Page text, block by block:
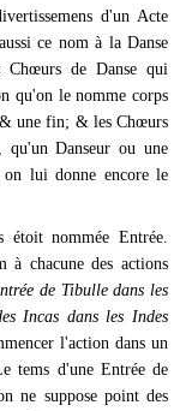
d'un Acte
ce nom à la Danse
Chœurs de Danse qui
qu'on le nomme corps
& une fin; & les Chœurs
qu'un Danseur ou une
on lui donne encore le
étoit nommée Entrée.
à chacune des actions
de Tibulle dans les
Incas dans les Indes
l'action dans un
tems d'une Entrée de
ne suppose point des